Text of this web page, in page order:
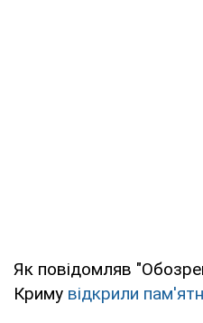
Як повідомляв
Криму відкрили